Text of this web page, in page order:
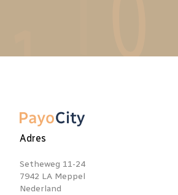
Adres
Setheweg 11-24
7942 LA Meppel
Nederland